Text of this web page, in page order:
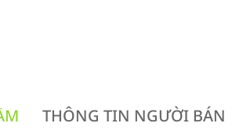
THÔNG TIN NGƯỜI BÁN